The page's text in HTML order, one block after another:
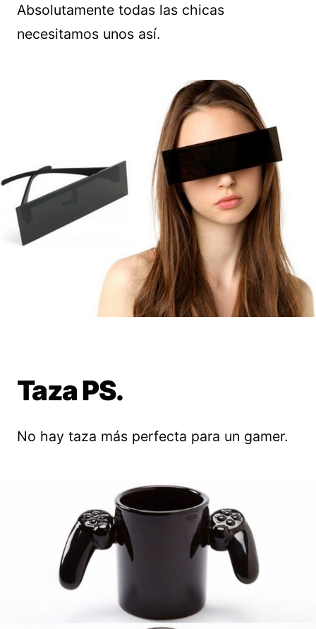
Absolutamente todas las chicas
necesitamos unos así.
Taza PS.
No hay taza más perfecta para un gamer.